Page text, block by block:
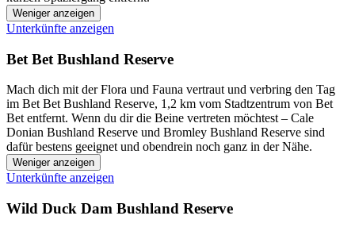
Weniger anzeigen
Unterkünfte anzeigen
Bet Bet Bushland Reserve
Mach dich mit der Flora und Fauna vertraut und verbring den Tag
im Bet Bet Bushland Reserve, 1,2 km vom Stadtzentrum von Bet
Bet entfernt. Wenn du dir die Beine vertreten möchtest – Cale
Donian Bushland Reserve und Bromley Bushland Reserve sind
dafür bestens geeignet und obendrein noch ganz in der Nähe.
Weniger anzeigen
Unterkünfte anzeigen
Wild Duck Dam Bushland Reserve